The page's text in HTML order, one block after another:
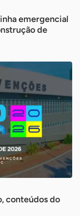
emergencial
de
conteúdos do